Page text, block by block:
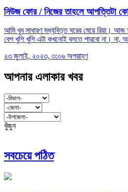
নিউজ ফোর /নিজের তাহলে আপত্তিটা
আমি খুব সাধারণ মধ্যবিত্ত ঘরের মেয়ে রিয়া। আজ
বেশ খুশি খুশি এটা কখনোই বলতে পারবো না। না,
২৩ জুলাই, ২০২৩, ৩:০৬ অপরাহ্ণ
আপনার এলাকার খবর
খুঁজুন
সবচেয়ে পঠিত